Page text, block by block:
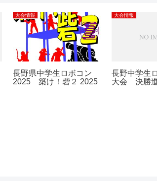
大会情報
長野県中学生ロボコン
2025 築け！砦２ 2025
大会情報
長野中学生
大会 決勝